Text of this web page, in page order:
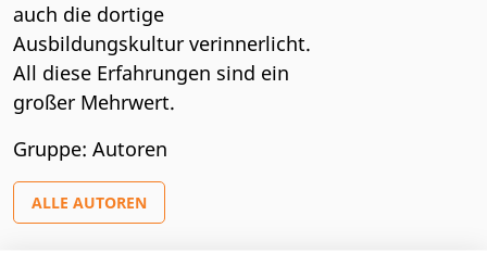
auch die dortige
Ausbildungskultur verinnerlicht.
All diese Erfahrungen sind ein
großer Mehrwert.
Gruppe: Autoren
ALLE AUTOREN